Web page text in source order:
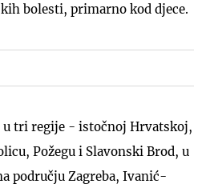
bolesti, primarno kod djece.
u tri regije - istočnoj Hrvatskoj,
Požegu i Slavonski Brod, u
području Zagreba, Ivanić-